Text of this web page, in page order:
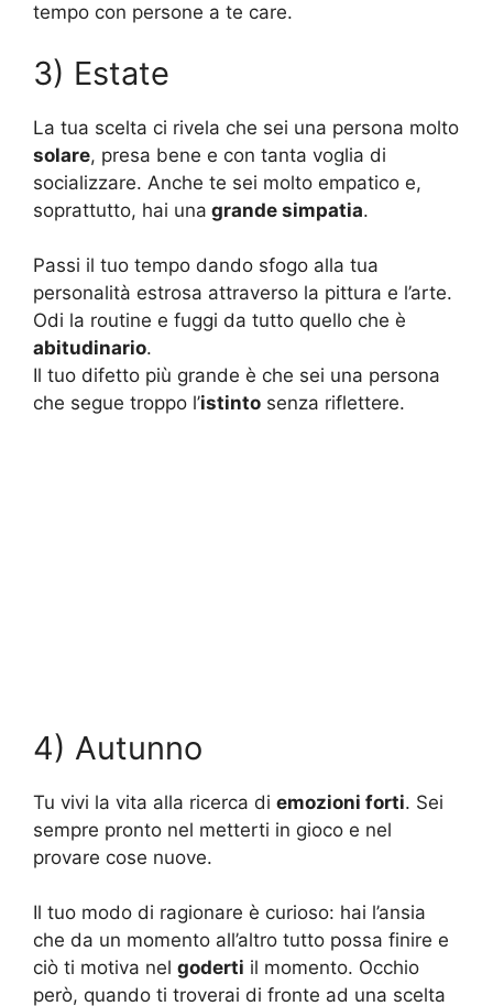
tempo con persone a te care.
3) Estate
La tua scelta ci rivela che sei una persona molto
solare, presa bene e con tanta voglia di
socializzare. Anche te sei molto empatico e,
soprattutto, hai una grande simpatia.
Passi il tuo tempo dando sfogo alla tua
personalità estrosa attraverso la pittura e l’arte.
Odi la routine e fuggi da tutto quello che è
abitudinario.
Il tuo difetto più grande è che sei una persona
che segue troppo l’istinto senza riflettere.
4) Autunno
Tu vivi la vita alla ricerca di emozioni forti. Sei
sempre pronto nel metterti in gioco e nel
provare cose nuove.
Il tuo modo di ragionare è curioso: hai l’ansia
che da un momento all’altro tutto possa finire e
ciò ti motiva nel goderti il momento. Occhio
però, quando ti troverai di fronte ad una scelta